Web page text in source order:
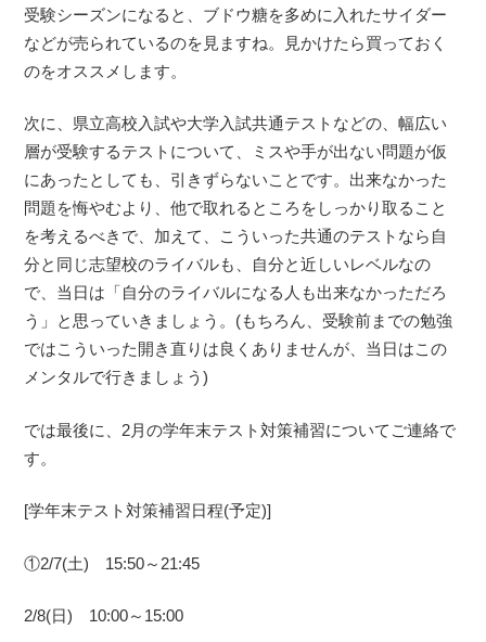
受験シーズンになると、ブドウ糖を多めに入れたサイダー
などが売られているのを見ますね。見かけたら買っておく
のをオススメします。
次に、県立高校入試や大学入試共通テストなどの、幅広い
層が受験するテストについて、ミスや手が出ない問題が仮
にあったとしても、引きずらないことです。出来なかった
問題を悔やむより、他で取れるところをしっかり取ること
を考えるべきで、加えて、こういった共通のテストなら自
分と同じ志望校のライバルも、自分と近しいレベルなの
で、当日は「自分のライバルになる人も出来なかっただろ
う」と思っていきましょう。(もちろん、受験前までの勉強
ではこういった開き直りは良くありませんが、当日はこの
メンタルで行きましょう)
では最後に、2月の学年末テスト対策補習についてご連絡で
す。
[学年末テスト対策補習日程(予定)]
①2/7(土) 15:50～21:45
2/8(日) 10:00～15:00